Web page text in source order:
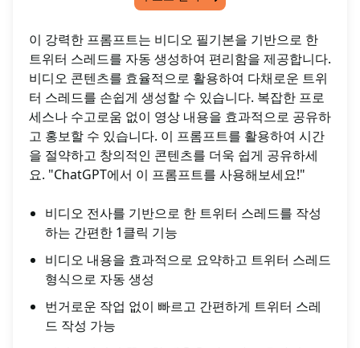
이 강력한 프롬프트는 비디오 필기본을 기반으로 한
트위터 스레드를 자동 생성하여 편리함을 제공합니다.
비디오 콘텐츠를 효율적으로 활용하여 다채로운 트위
터 스레드를 손쉽게 생성할 수 있습니다. 복잡한 프로
세스나 수고로움 없이 영상 내용을 효과적으로 공유하
고 홍보할 수 있습니다. 이 프롬프트를 활용하여 시간
을 절약하고 창의적인 콘텐츠를 더욱 쉽게 공유하세
요. "ChatGPT에서 이 프롬프트를 사용해보세요!"
비디오 전사를 기반으로 한 트위터 스레드를 작성
하는 간편한 1클릭 기능
비디오 내용을 효과적으로 요약하고 트위터 스레드
형식으로 자동 생성
번거로운 작업 없이 빠르고 간편하게 트위터 스레
드 작성 가능